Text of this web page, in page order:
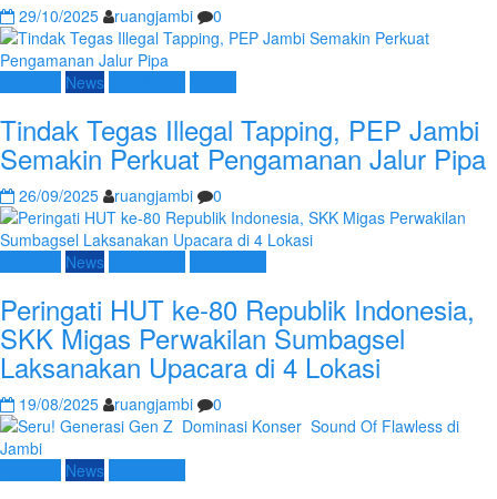
29/10/2025 ruangjambi 0
News
Tindak Tegas Illegal Tapping, PEP Jambi
Semakin Perkuat Pengamanan Jalur Pipa
26/09/2025 ruangjambi 0
News
Peringati HUT ke-80 Republik Indonesia,
SKK Migas Perwakilan Sumbagsel
Laksanakan Upacara di 4 Lokasi
19/08/2025 ruangjambi 0
News